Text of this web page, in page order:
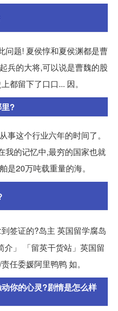
问题! 夏侯惇和夏侯渊都是曹
兵的大将,可以说是曹魏的股
都留下了口口... 因。
?
事这个行业六年的时间了。
我的记忆中,最穷的国家也就
是20万吨载重量的海。
签证的?岛主 英国留学腐岛
」 「留英干货站」英国留
任委媛阿里鸭鸭 如。
你的心灵?剧情是怎么样